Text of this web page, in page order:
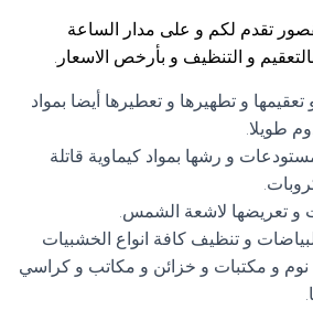
تقدم لكم و على مدار الساعة
و التنظيف و بأرخص الاسعار.
و تطهيرها و تعطيرها أيضا بمواد
طويلا.
و رشها بمواد كيماوية قاتلة
و تعريضها لاشعة الشمس.
و تنظيف كافة انواع الخشبيات
و مكتبات و خزائن و مكاتب و كراسي